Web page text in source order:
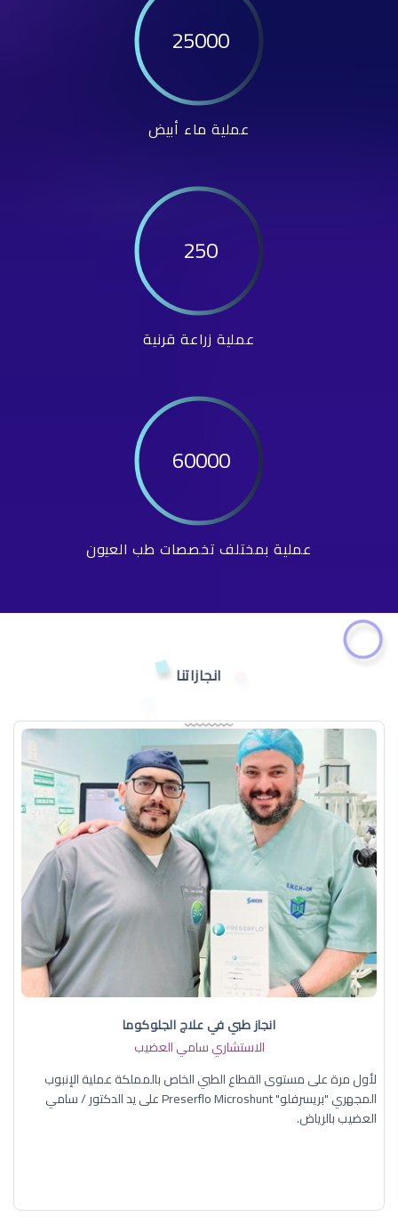
25000
عملية ماء أبيض
250
عملية زراعة قرنية
60000
عملية بمختلف تخصصات طب العيون
انجازاتنا
انجاز طبي في علاج الجلوكوما
الاستشاري سامي العضيب
لأول مرة على مستوى القطاع الطبي الخاص بالمملكة عملية الإنبوب
المجهري "بريسرفلو" Preserflo Microshunt على يد الدكتور / سامي
العضيب بالرياض.